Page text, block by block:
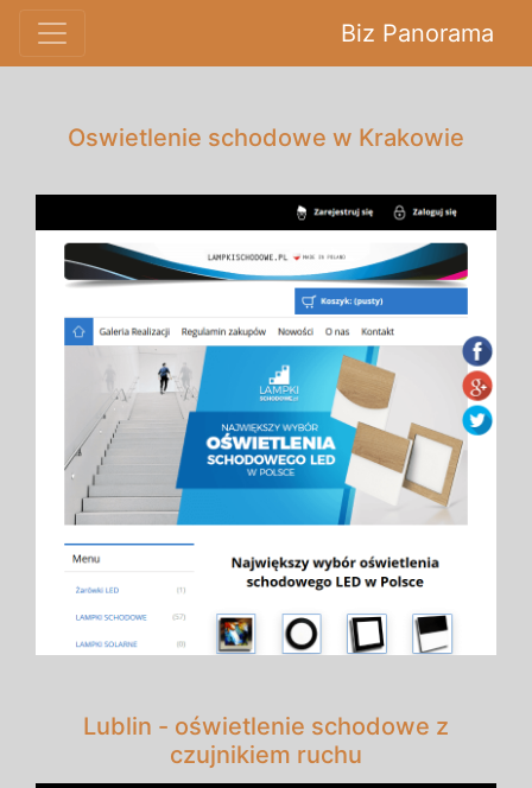
Biz Panorama
Oswietlenie schodowe w Krakowie
Lublin - oświetlenie schodowe z
czujnikiem ruchu